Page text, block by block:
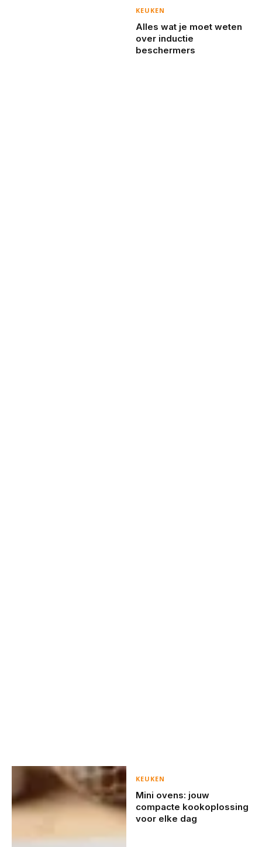
KEUKEN
Alles wat je moet weten
over inductie
beschermers
KEUKEN
Mini ovens: jouw
compacte kookoplossing
voor elke dag